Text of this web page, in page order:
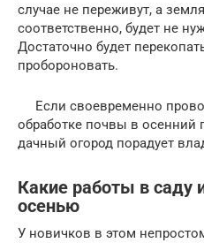
случае не переживут, а
соответственно, будет не
Достаточно будет
пробороновать.
Если своевременно
обработке почвы в осенний
дачный огород порадует
Какие работы в саду
осенью
У новичков в этом